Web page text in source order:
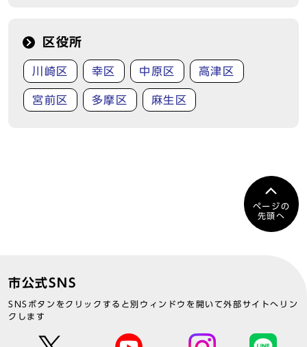
区役所
川崎区 幸区 中原区 高津区
宮前区 多摩区 麻生区
ページの
先頭へ
市公式SNS
SNSボタンをクリックすると別ウィンドウを開いて外部サイトへリン
クします